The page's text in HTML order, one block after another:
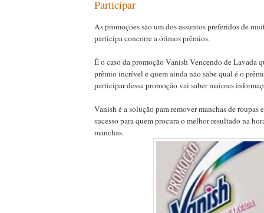
Participar
As promoções são um dos assuntos preferidos de
participa concorre a ótimos prêmios.
É o caso da promoção Vanish Vencendo de Lavada
prêmio incrível e quem ainda não sabe qual é o
participar dessa promoção vai saber maiores
Vanish é a solução para remover manchas de roupas
sucesso para quem procura o melhor resultado na
manchas.